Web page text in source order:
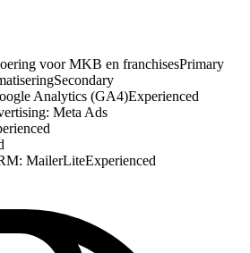
voor MKB en franchisesPrimary
Secondary
Analytics (GA4)Experienced
Meta Ads
MailerLiteExperienced